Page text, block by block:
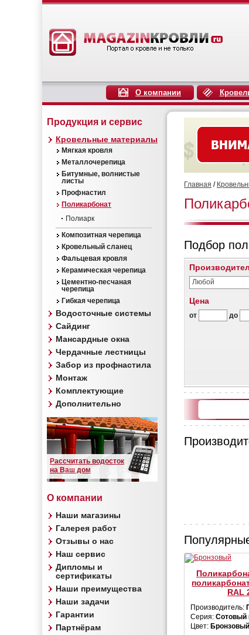
О компании
Продукция и сервис
Кровельные материалы
Мягкая кровля
Металлочерепица
Битумные, волнистые
листы
Профнастил
Поликарбонат
Полиарк
Композитная черепица
Кровельный сланец
Фальцевая кровля
Керамическая черепица
Цементно-песчаная
черепица
Гибкая черепица
Водосточные системы
Сайдинг
Мансардные окна
Чердачные лестницы
Забор из профнастила
Монтаж
Комплектующие
Дополнительно
Рассчитать водосток
на Ваш дом
О компании
Наши магазины
Галерея работ
Отзывы о нас
Наш сервис
Дипломы и
сертификаты
Наши преимущества
Наши задачи
Гарантии
Партнёрам
Главная /
Подбор
Любой
Цена
от до
RAL
Производитель:
Серия: Сотовый
Цвет: Бронзовый